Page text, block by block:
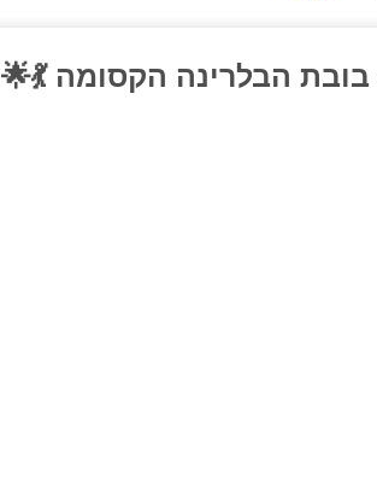
הבלרינה הקסומה 💃🌟